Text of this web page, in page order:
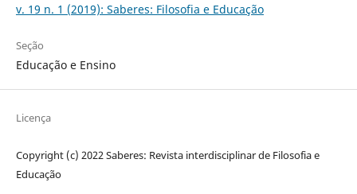
v. 19 n. 1 (2019): Saberes: Filosofia e Educação
Seção
Educação e Ensino
Licença
Copyright (c) 2022 Saberes: Revista interdisciplinar de Filosofia e
Educação